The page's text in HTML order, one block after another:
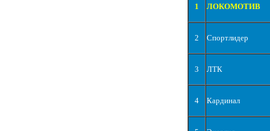
1 ЛОКОМОТИВ
2 Спортлидер
3 ЛТК
4 Кардинал